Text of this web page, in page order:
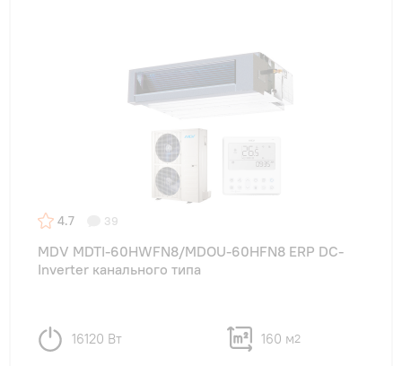
4.7 39
MDV MDTI-60HWFN8/MDOU-60HFN8 ERP DC-
Inverter канального типа
16120 Вт 160 м2